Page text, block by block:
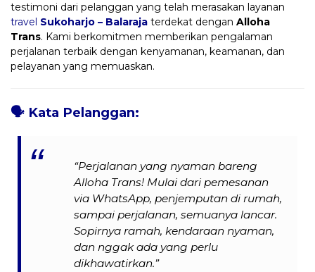
testimoni dari pelanggan yang telah merasakan layanan
travel Sukoharjo – Balaraja terdekat dengan Alloha
Trans. Kami berkomitmen memberikan pengalaman
perjalanan terbaik dengan kenyamanan, keamanan, dan
pelayanan yang memuaskan.
🗣️ Kata Pelanggan:
“Perjalanan yang nyaman bareng
Alloha Trans! Mulai dari pemesanan
via WhatsApp, penjemputan di rumah,
sampai perjalanan, semuanya lancar.
Sopirnya ramah, kendaraan nyaman,
dan nggak ada yang perlu
dikhawatirkan.”